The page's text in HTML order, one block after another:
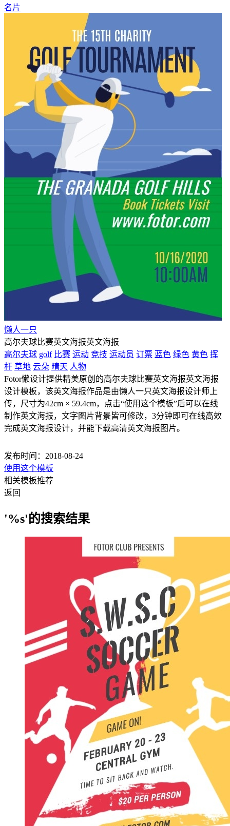
名片
懒人一只
高尔夫球比赛英文海报英文海报
高尔夫球 golf 比赛 运动 竞技 运动员 订票 蓝色 绿色 黄色 挥
杆 草地 云朵 晴天 人物
Fotor懒设计提供精美原创的高尔夫球比赛英文海报英文海报
设计模板，该英文海报作品是由懒人一只英文海报设计师上
传，尺寸为42cm × 59.4cm，点击“使用这个模板”后可以在线
制作英文海报，文字图片背景皆可修改，3分钟即可在线高效
完成英文海报设计，并能下载高清英文海报图片。
发布时间：2018-08-24
使用这个模板
相关模板推荐
返回
'%s'的搜索结果